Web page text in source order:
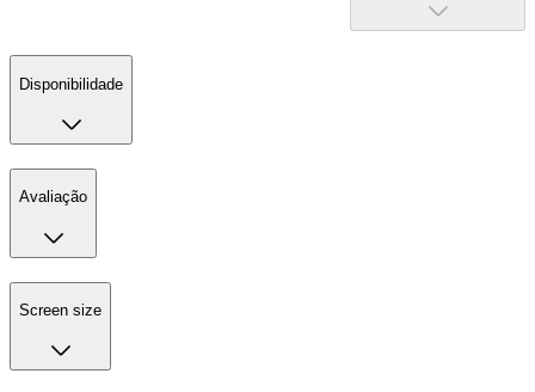
Disponibilidade
Avaliação
Screen size